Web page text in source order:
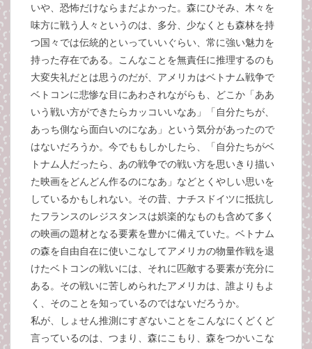
いや、恐怖だけならまだよかった。森にひそみ、木々を
味方に戦う人々というのは、多分、少なくとも森林を持
つ国々では伝統的といっていいぐらい、常に強い魅力を
持った存在である。こんなことを無責任に推理するのも
大変失礼だとは思うのだが、アメリカはベトナム戦争で
ベトコンに悲惨な目にあわされながらも、どこか「ああ
いう戦い方ができたらカッコいいなあ」「自分たちが、
あっち側なら面白いのになあ」という気分があったので
はないだろうか。今でももしかしたら、「自分たちがベ
トナム人だったら、あの戦争での戦い方を思いきり描い
た映画をどんどん作るのになあ」などとくやしい思いを
しているかもしれない。その昔、ナチスドイツに抵抗し
たフランスのレジスタンスは娯楽的なものも含めて多く
の映画の題材となる要素を豊かに備えていた。ベトナム
の森を自由自在に使いこなしてアメリカの物量作戦を退
けたベトコンの戦いには、それに匹敵する要素が充分に
ある。その戦いに苦しめられたアメリカは、誰よりもよ
く、そのことを知っているのではないだろうか。
私が、しょせん推測にすぎないことをこんなにくどくど
言っているのは、つまり、森にこもり、森をつかいこな